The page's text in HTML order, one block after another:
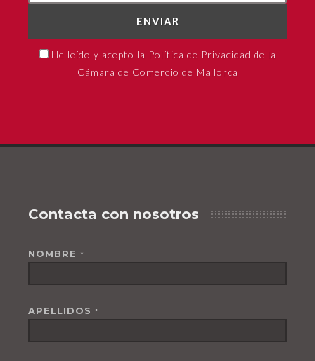
ENVIAR
He leído y acepto la Política de Privacidad de la
Cámara de Comercio de Mallorca
Contacta con nosotros
NOMBRE *
APELLIDOS *